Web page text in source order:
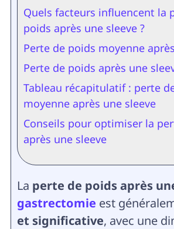
Quels facteurs influencent la
poids après une sleeve ?
Perte de poids moyenne
Perte de poids après une
Tableau récapitulatif : perte
moyenne après une sleeve
Conseils pour optimiser la
après une sleeve
La perte de poids après
gastrectomie est
et significative, avec une